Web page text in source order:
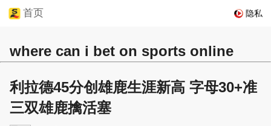
首页 隐私
where can i bet on sports online
利拉德45分创雄鹿生涯新高 字母30+准
三双雄鹿擒活塞